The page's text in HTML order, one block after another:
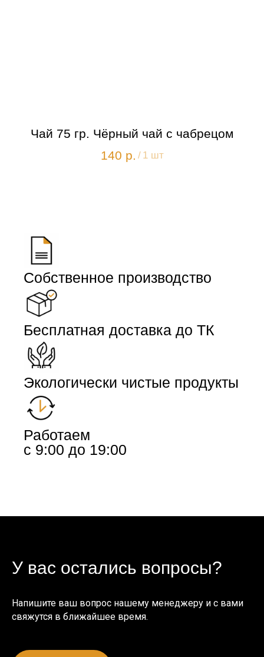
Чай 75 гр. Чёрный чай с чабрецом
140 р. / 1 шт
Собственное производство
Бесплатная доставка до ТК
Экологически чистые продукты
Работаем
с 9:00 до 19:00
У вас остались вопросы?
Напишите ваш вопрос нашему менеджеру и с вами
свяжутся в ближайшее время.